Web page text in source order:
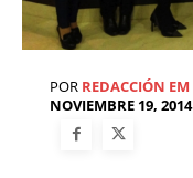
POR REDACCIÓN EM
NOVIEMBRE 19, 2014